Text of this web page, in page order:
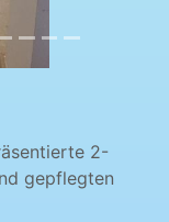
2-
gepflegten